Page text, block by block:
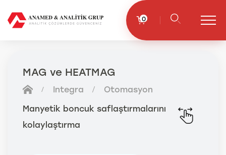
0
MAG ve HEATMAG
Integra
Otomasyon
Manyetik boncuk saflaştırmalarını
kolaylaştırma